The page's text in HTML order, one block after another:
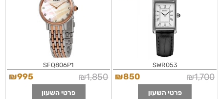
SWR053
₪1,700
₪850
פרטי השעון
SFQ806P1
₪1,850
₪995
פרטי השעון